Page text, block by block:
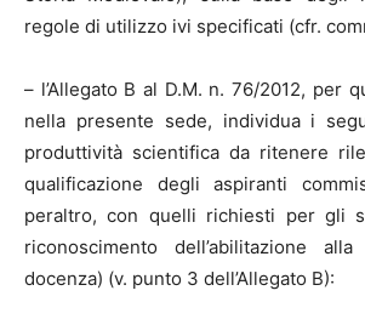
regole di utilizzo ivi specificati (cfr.
– l’Allegato B al D.M. n. 76/2012, per
nella presente sede, individua i
produttività scientifica da ritenere
qualificazione degli aspiranti
peraltro, con quelli richiesti per gli
riconoscimento dell’abilitazione
docenza) (v. punto 3 dell’Allegato B):